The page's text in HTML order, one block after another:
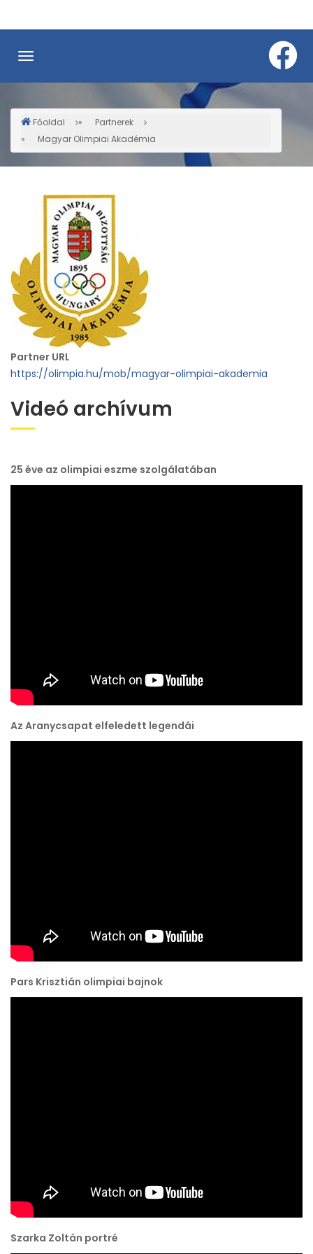
Morzsa
Főoldal
Partnerek
Magyar Olimpiai Akadémia
Partner URL
https://olimpia.hu/mob/magyar-olimpiai-akademia
Videó archívum
25 éve az olimpiai eszme szolgálatában
Az Aranycsapat elfeledett legendái
Pars Krisztián olimpiai bajnok
Szarka Zoltán portré